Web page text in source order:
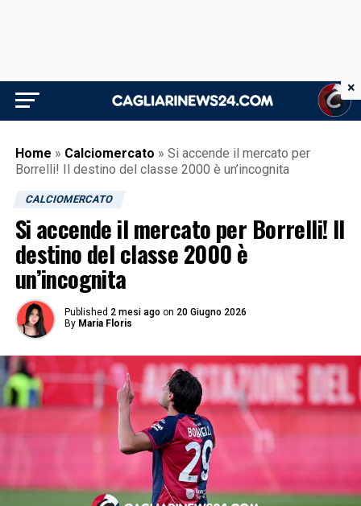
Home » Calciomercato » Si accende il mercato per
Borrelli! Il destino del classe 2000 è un’incognita
CALCIOMERCATO
Si accende il mercato per Borrelli! Il
destino del classe 2000 è
un’incognita
Published 2 mesi ago on 20 Giugno 2026
By Maria Floris
×